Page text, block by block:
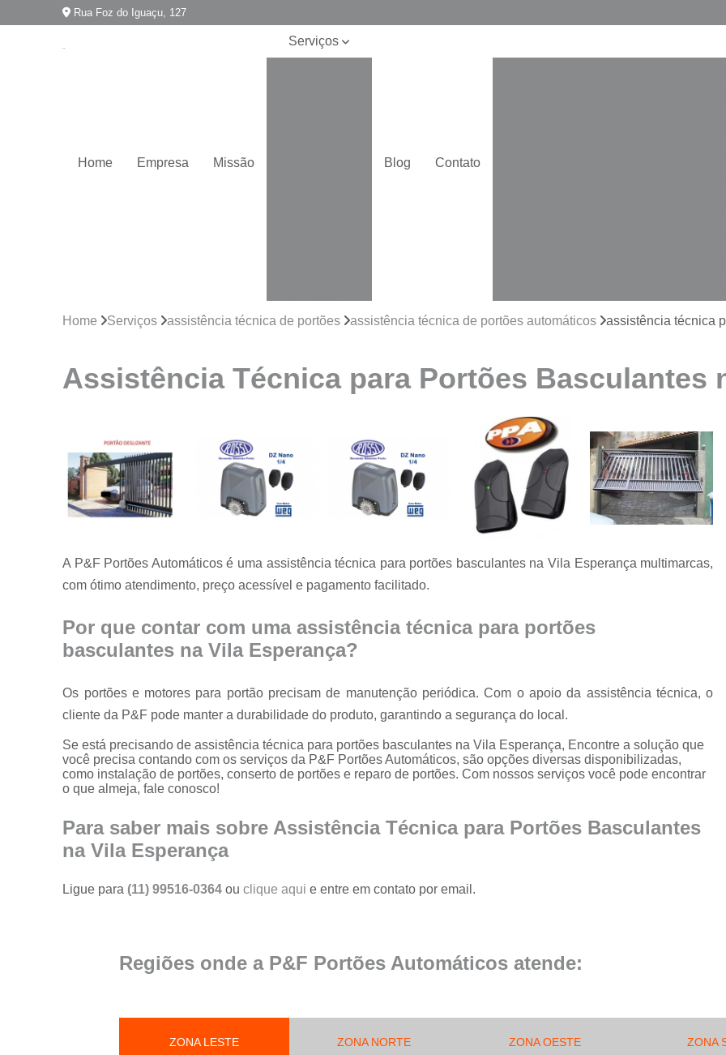
Rua Foz do Iguaçu, 127
Home Empresa Missão
Serviços
de portões
Empresa para
Instalação de
motores para
Instalação de
Manutenção
Manutenção
em portões
usados para
portão
Reparo de
Serviço de
conserto de
Serviço de
reparo em
Serviços de
solda em
magnética de
de aço de
central do
portões
Blog Contato
Automatização de Portão de
Automatização de Portão Ppa
Automatização para Portão
Automatizar Portão 2 Folhas
Conserto de Motor de
Conserto de Motor Portão
Conserto Motor Portão
Conserto de
Conserto de
Conserto de Portão Automático
Conserto
Empresa de
Empresa de
Empresa de
Empresa de
Empresa de
Home Serviços assistência técnica de portões assistência técnica de portões automáticos assistência técnica
Assistência Técnica para Portões Basculantes
A P&F Portões Automáticos é uma assistência técnica para portões basculantes na Vila Esperança multimarcas,
com ótimo atendimento, preço acessível e pagamento facilitado.
Por que contar com uma assistência técnica para portões
basculantes na Vila Esperança?
Os portões e motores para portão precisam de manutenção periódica. Com o apoio da assistência técnica, o
cliente da P&F pode manter a durabilidade do produto, garantindo a segurança do local.
Se está precisando de assistência técnica para portões basculantes na Vila Esperança, Encontre a solução que
você precisa contando com os serviços da P&F Portões Automáticos, são opções diversas disponibilizadas,
como instalação de portões, conserto de portões e reparo de portões. Com nossos serviços você pode encontrar
o que almeja, fale conosco!
Para saber mais sobre Assistência Técnica para Portões Basculantes
na Vila Esperança
Ligue para (11) 99516-0364ouclique aqui e entre em contato por email.
Regiões onde a P&F Portões Automáticos atende:
ZONA LESTE ZONA NORTE ZONA OESTE ZONA